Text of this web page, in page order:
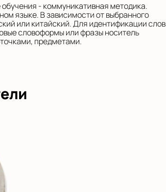
- коммуникативная методика.
языке. В зависимости от выбранного
или китайский. Для идентификации слов
словоформы или фразы носитель
предметами.